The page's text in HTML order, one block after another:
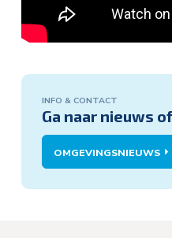
Info
&
contact:
Ga naar nieuws
INFO & CONTACT
OMGEVINGSNIEUWS